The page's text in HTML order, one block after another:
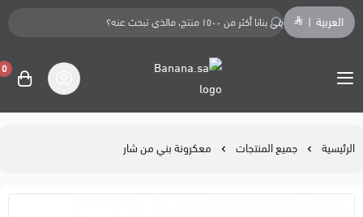
العربية
Banana.sa
0
الرئيسية جميع المنتجات معكرونة بني من شار